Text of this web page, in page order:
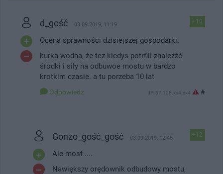
+10
d_gość 03.09.2019, 11:19
Ocena sprawności dzisiejszej gospodarki.
kurka wodna, że tez kiedys potrfili znależźć
środki i siły na odbuwoe mostu w bardzo
krotkim czasie. a tu porzeba 10 lat
Odpowiedz IP: 37.128.xx4.xx4 #
+12
Gonzo_gość_gość 03.09.2019, 12:45
Ale most ....
Nawiększy orędownik odbudowy mostu,